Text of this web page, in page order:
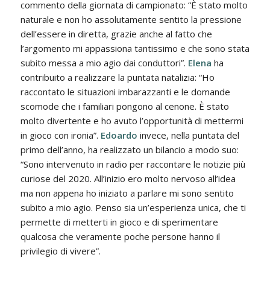
commento della giornata di campionato: “È stato molto
naturale e non ho assolutamente sentito la pressione
dell’essere in diretta, grazie anche al fatto che
l’argomento mi appassiona tantissimo e che sono stata
subito messa a mio agio dai conduttori”. Elena ha
contribuito a realizzare la puntata natalizia: “Ho
raccontato le situazioni imbarazzanti e le domande
scomode che i familiari pongono al cenone. È stato
molto divertente e ho avuto l’opportunità di mettermi
in gioco con ironia”. Edoardo invece, nella puntata del
primo dell’anno, ha realizzato un bilancio a modo suo:
“Sono intervenuto in radio per raccontare le notizie più
curiose del 2020. All’inizio ero molto nervoso all’idea
ma non appena ho iniziato a parlare mi sono sentito
subito a mio agio. Penso sia un’esperienza unica, che ti
permette di metterti in gioco e di sperimentare
qualcosa che veramente poche persone hanno il
privilegio di vivere”.